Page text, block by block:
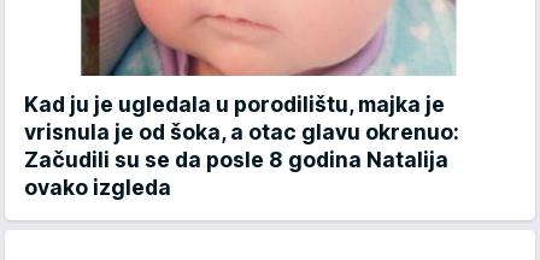
Kad ju je ugledala u porodilištu, majka je
vrisnula je od šoka, a otac glavu okrenuo:
Začudili su se da posle 8 godina Natalija
ovako izgleda